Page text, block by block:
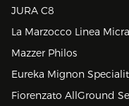
JURA C8
La Marzocco Linea Micra
Mazzer Philos
Eureka Mignon
Fiorenzato AllGround